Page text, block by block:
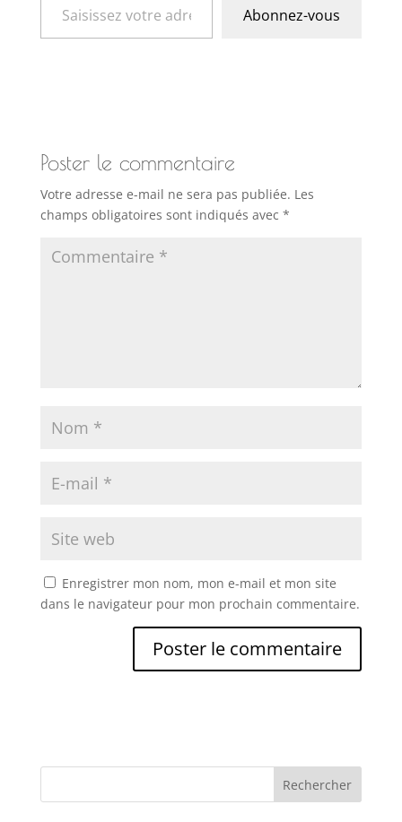
Abonnez-vous
Poster le commentaire
Votre adresse e-mail ne sera pas publiée. Les
champs obligatoires sont indiqués avec *
Enregistrer mon nom, mon e-mail et mon site
dans le navigateur pour mon prochain commentaire.